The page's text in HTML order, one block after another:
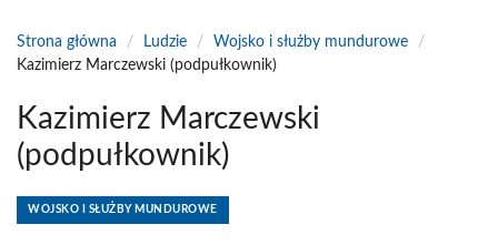
Strona główna / Ludzie / Wojsko i służby mundurowe
/
Kazimierz Marczewski (podpułkownik)
Kazimierz Marczewski
(podpułkownik)
WOJSKO I SŁUŻBY MUNDUROWE